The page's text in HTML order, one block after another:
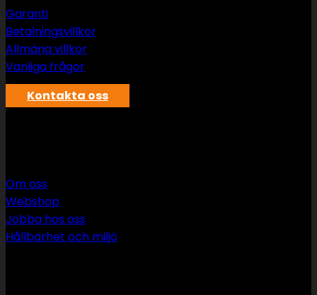
Garanti
Betalningsvillkor
Allmäna villkor
Vanliga frågor
Kontakta oss
Om oss
Webshop
Jobba hos oss
Hållbarhet och miljö